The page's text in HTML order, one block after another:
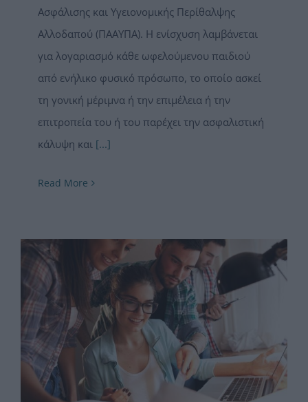
Ασφάλισης και Υγειονομικής Περίθαλψης
Αλλοδαπού (ΠΑΑΥΠΑ). Η ενίσχυση λαμβάνεται
για λογαριασμό κάθε ωφελούμενου παιδιού
από ενήλικο φυσικό πρόσωπο, το οποίο ασκεί
τη γονική μέριμνα ή την επιμέλεια ή την
επιτροπεία του ή του παρέχει την ασφαλιστική
κάλυψη και [...]
Read More